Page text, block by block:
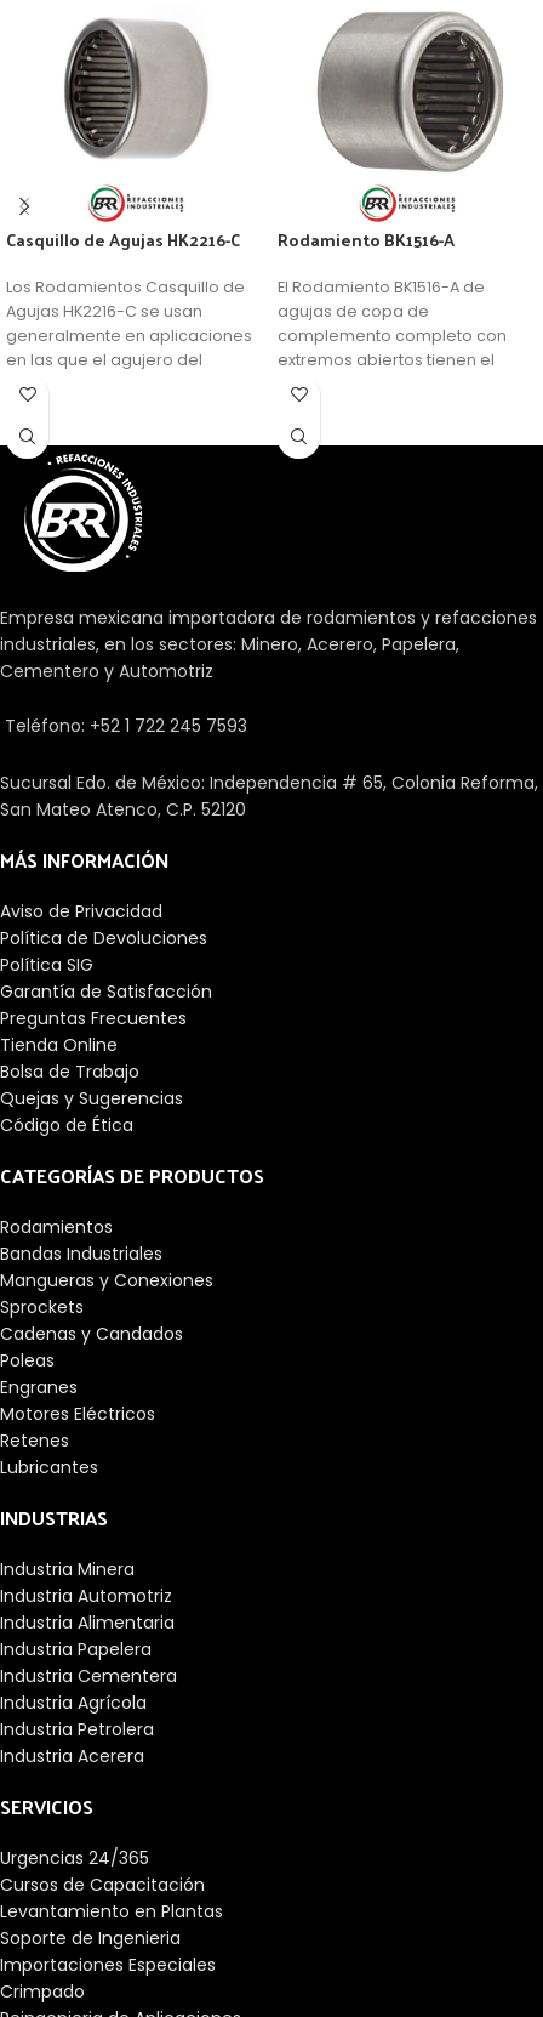
Casquillo de Agujas HK2216-C
Los Rodamientos Casquillo de
Agujas HK2216-C se usan
generalmente en aplicaciones
en las que el agujero del
soporte no se puede usar como
camino de rodadura de una
corona de agujas, pero se
requiere una disposición de
rodamientos muy compacta y
económica.
Rodamiento BK1516-A
El Rodamiento BK1516-A de
agujas de copa de
complemento completo con
extremos abiertos tienen el
número máximo de rodillos de
aguja y, por lo tanto, ofrecen
una capacidad de carga
extremadamente alta dentro de
Empresa mexicana importadora de rodamientos y refacciones
industriales, en los sectores: Minero, Acerero, Papelera,
Cementero y Automotriz
Teléfono: +52 1 722 245 7593
Sucursal Edo. de México: Independencia # 65, Colonia Reforma,
San Mateo Atenco, C.P. 52120
MÁS INFORMACIÓN
Aviso de Privacidad
Política de Devoluciones
Política SIG
Garantía de Satisfacción
Preguntas Frecuentes
Tienda Online
Bolsa de Trabajo
Quejas y Sugerencias
Código de Ética
CATEGORÍAS DE PRODUCTOS
Rodamientos
Bandas Industriales
Mangueras y Conexiones
Sprockets
Cadenas y Candados
Poleas
Engranes
Motores Eléctricos
Retenes
Lubricantes
INDUSTRIAS
Industria Minera
Industria Automotriz
Industria Alimentaria
Industria Papelera
Industria Cementera
Industria Agrícola
Industria Petrolera
Industria Acerera
SERVICIOS
Urgencias 24/365
Cursos de Capacitación
Levantamiento en Plantas
Soporte de Ingenieria
Importaciones Especiales
Crimpado